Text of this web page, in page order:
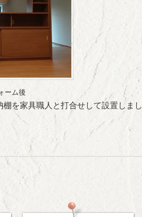
ーム後
を家具職人と打合せして設置しまし